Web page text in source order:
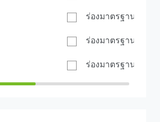
ร่องมาตรฐานจีน
ร่องมาตรฐานยุโรป
ร่องมาตรฐานอเมริ